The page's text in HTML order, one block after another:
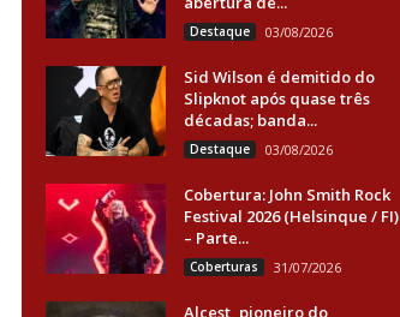
Destaque 03/08/2026
Sid Wilson é demitido do
Slipknot após quase três
décadas; banda...
Destaque 03/08/2026
Cobertura: John Smith Rock
Festival 2026 (Helsinque / FI)
– Parte...
Coberturas 31/07/2026
Alcest, pioneiro do